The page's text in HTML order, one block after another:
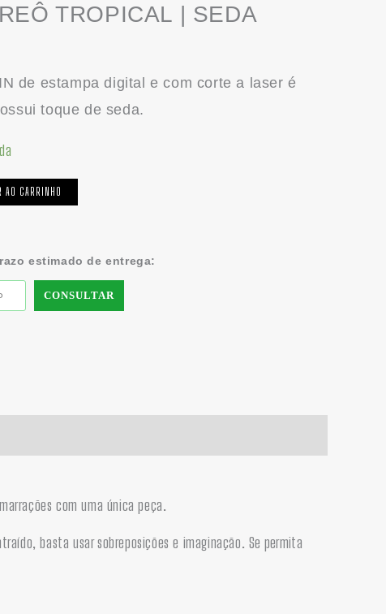
TROPICAL | SEDA
de estampa digital e com corte a laser é
toque de seda.
AO CARRINHO
estimado de entrega:
CONSULTAR
com uma única peça.
basta usar sobreposições e imaginação. Se permita